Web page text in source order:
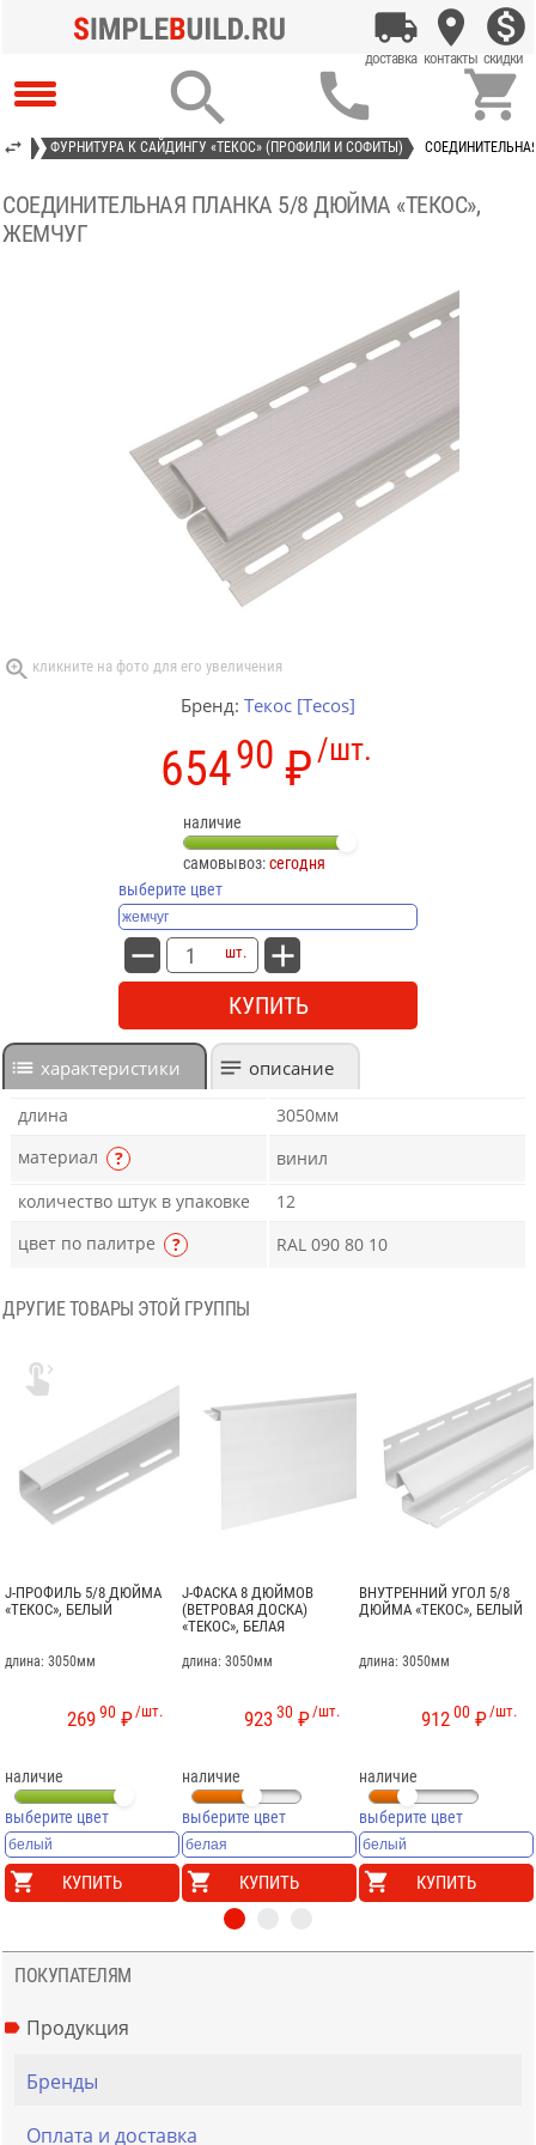
  
ФУРНИТУРА К САЙДИНГУ «ТЕКОС» (ПРОФИЛИ И СОФИТЫ)
СОЕДИНИТЕЛЬНАЯ ПЛАНКА 5/8 ДЮЙМА «ТЕКОС»,
ЖЕМЧУГ
Бренд: Текос [Tecos]
/шт.
65490 ₽
наличие
самовывоз:сегодня
выберите цвет
шт.
КУПИТЬ
характеристики описание
длина
3050мм
материал
?
винил
количество штук в упаковке
12
цвет по палитре
? RAL 090 80 10
ДРУГИЕ ТОВАРЫ ЭТОЙ ГРУППЫ
J-ПРОФИЛЬ 5/8 ДЮЙМА
«ТЕКОС», БЕЛЫЙ
длина: 3050мм
/шт.
26990 ₽
наличие
выберите цвет
КУПИТЬ
J-ФАСКА 8 ДЮЙМОВ
(ВЕТРОВАЯ ДОСКА)
«ТЕКОС», БЕЛАЯ
длина: 3050мм
/шт.
92330 ₽
наличие
выберите цвет
КУПИТЬ
ВНУТРЕННИЙ УГОЛ 5/8
ДЮЙМА «ТЕКОС», БЕЛЫЙ
длина: 3050мм
/шт.
91200 ₽
наличие
выберите цвет
КУПИТЬ

ПОКУПАТЕЛЯМ
Продукция
Бренды
Оплата и доставка